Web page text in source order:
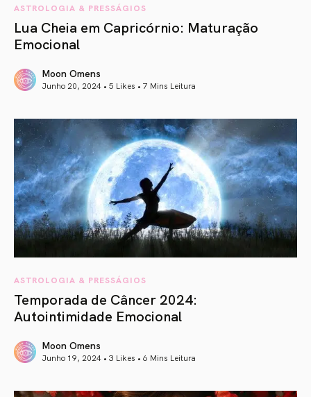
ASTROLOGIA & PRESSÁGIOS
Lua Cheia em Capricórnio: Maturação
Emocional
Moon Omens
Junho 20, 2024 • 5 Likes • 7 Mins Leitura
ASTROLOGIA & PRESSÁGIOS
Temporada de Câncer 2024:
Autointimidade Emocional
Moon Omens
Junho 19, 2024 • 3 Likes • 6 Mins Leitura